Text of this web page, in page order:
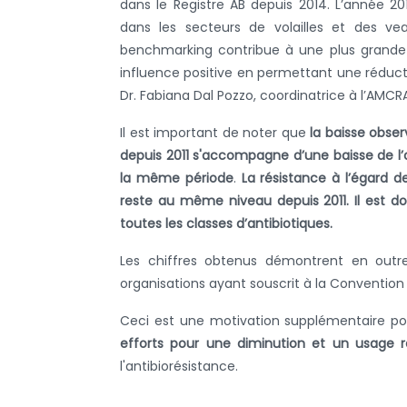
dans le Registre AB depuis 2014.
dans les secteurs de volailles et des
benchmarking contribue à une plus
influence positive en permettant une
Dr. Fabiana Dal Pozzo, coordinatrice à
Il est important de noter que la baisse
depuis 2011 s'accompagne d’une baisse
la même période. La résistance à l’égard
reste au même niveau depuis 2011. Il est
toutes les classes d’antibiotiques.
Les chiffres obtenus démontrent en
organisations ayant souscrit à la
Ceci est une motivation supplémentaire
efforts pour une diminution et un usage
l'antibiorésistance.